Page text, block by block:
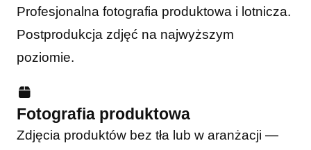
Profesjonalna fotografia produktowa i lotnicza.
Postprodukcja zdjęć na najwyższym
poziomie.
Fotografia produktowa
Zdjęcia produktów bez tła lub w aranżacji —